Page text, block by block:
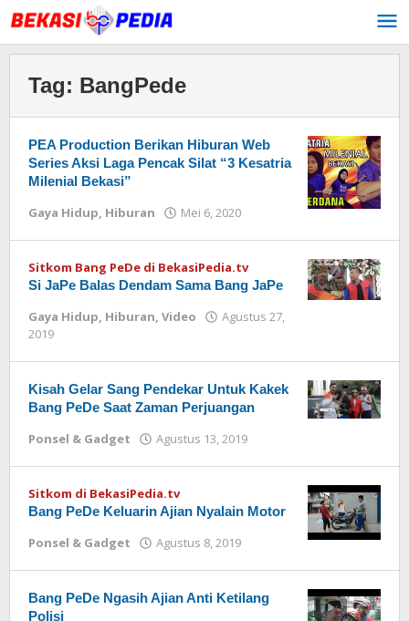
Lewati
ke
konten
Tag: BangPede
PEA Production Berikan Hiburan Web
Series Aksi Laga Pencak Silat “3 Kesatria
Milenial Bekasi”
Gaya Hidup, Hiburan Mei 6, 2020
Sitkom Bang PeDe di BekasiPedia.tv
Si JaPe Balas Dendam Sama Bang JaPe
Gaya Hidup, Hiburan, Video
Agustus 27,
2019
Kisah Gelar Sang Pendekar Untuk Kakek
Bang PeDe Saat Zaman Perjuangan
Ponsel & Gadget Agustus 13, 2019
Sitkom di BekasiPedia.tv
Bang PeDe Keluarin Ajian Nyalain Motor
Ponsel & Gadget Agustus 8, 2019
Bang PeDe Ngasih Ajian Anti Ketilang
Polisi